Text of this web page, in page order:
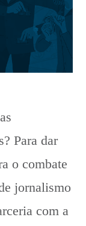
Para dar
o combate
jornalismo
com a